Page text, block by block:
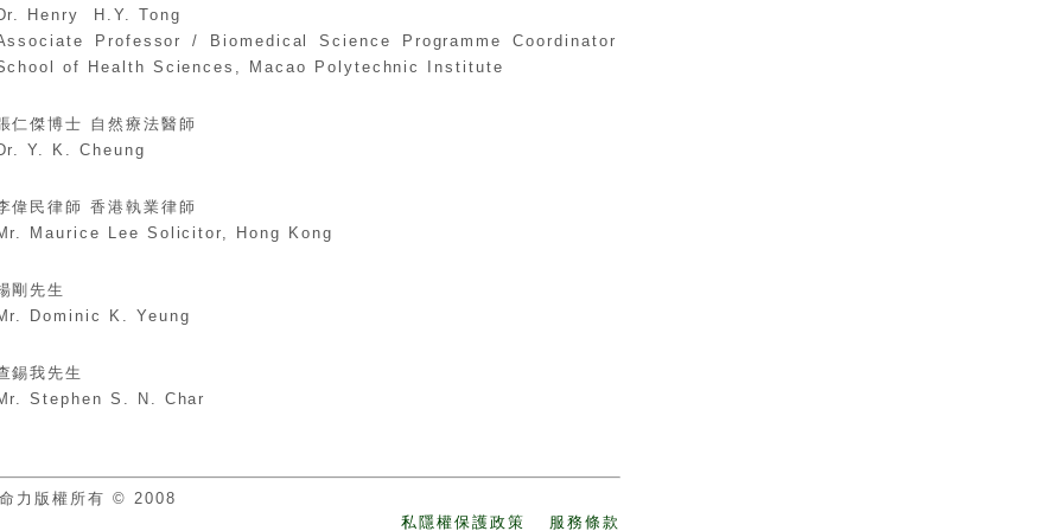
Henry H.Y. Tong
Professor / Biomedical Science Programme Coordinator
of Health Sciences, Macao Polytechnic Institute
仁傑博士 自然療法醫師
Y. K. Cheung
偉民律師 香港執業律師
Maurice Lee Solicitor, Hong Kong
剛先生
Dominic K. Yeung
錫我先生
Stephen S. N. Char
力版權所有 © 2008
私隱權保護政策
服務條款